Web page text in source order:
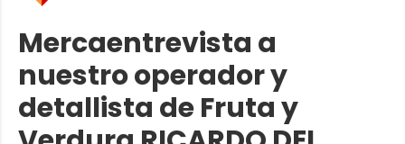
Mercaentrevista a
nuestro operador y
detallista de Fruta y